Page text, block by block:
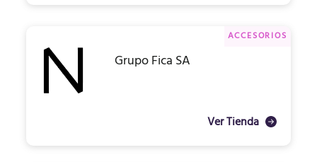
ACCESORIOS
Grupo Fica SA
Ver Tienda